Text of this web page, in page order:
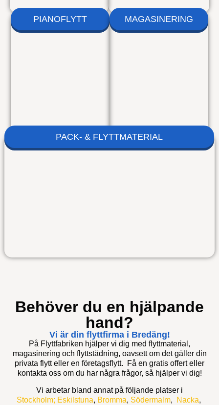
PIANOFLYTT MAGASINERING
PACK- & FLYTTMATERIAL
Behöver du en hjälpande
hand?
Vi är din flyttfirma i Bredäng!
På Flyttfabriken hjälper vi dig med flyttmaterial,
magasinering och flyttstädning, oavsett om det gäller din
privata flytt eller en företagsflytt. Få en gratis offert eller
kontakta oss om du har några frågor, så hjälper vi dig!
Vi arbetar bland annat på följande platser i
Stockholm; Eskilstuna, Bromma, Södermalm, Nacka,